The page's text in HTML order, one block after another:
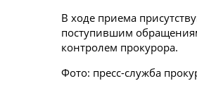
В ходе приема
поступившим
контролем прокурора.
Фото: пресс-служба